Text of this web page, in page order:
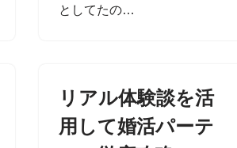
としてたの…
リアル体験談を活
用して婚活パーテ